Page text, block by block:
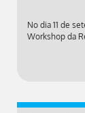
No dia 11 de
Workshop da